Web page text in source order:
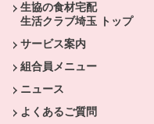
生協の食材宅配
生活クラブ埼玉 トップ
サービス案内
組合員メニュー
ニュース
よくあるご質問